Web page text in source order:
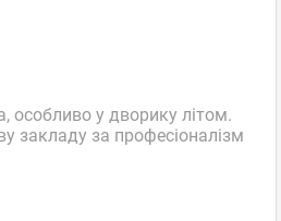
особливо у дворику літом.
закладу за професіоналізм